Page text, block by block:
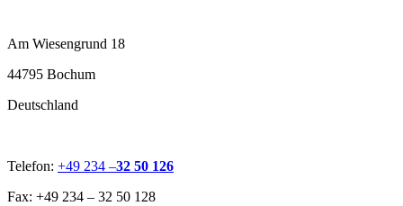
Am Wiesengrund 18
44795 Bochum
Deutschland
Telefon: +49 234 –32 50 126
Fax: +49 234 – 32 50 128